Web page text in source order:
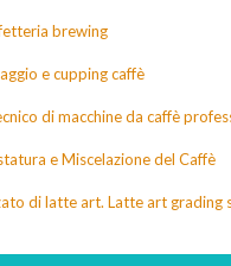
brewing
e cupping caffè
di macchine da caffè
e Miscelazione del Caffè
di latte art. Latte art grading